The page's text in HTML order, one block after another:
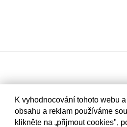
K vyhodnocování tohoto webu
obsahu a reklam používáme
klikněte na „přijmout cookies",